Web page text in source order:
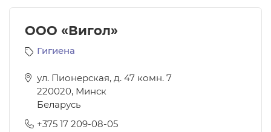
ООО «Вигол»
Гигиена
ул. Пионерская, д. 47 комн. 7
220020, Минск
Беларусь
+375 17 209-08-05